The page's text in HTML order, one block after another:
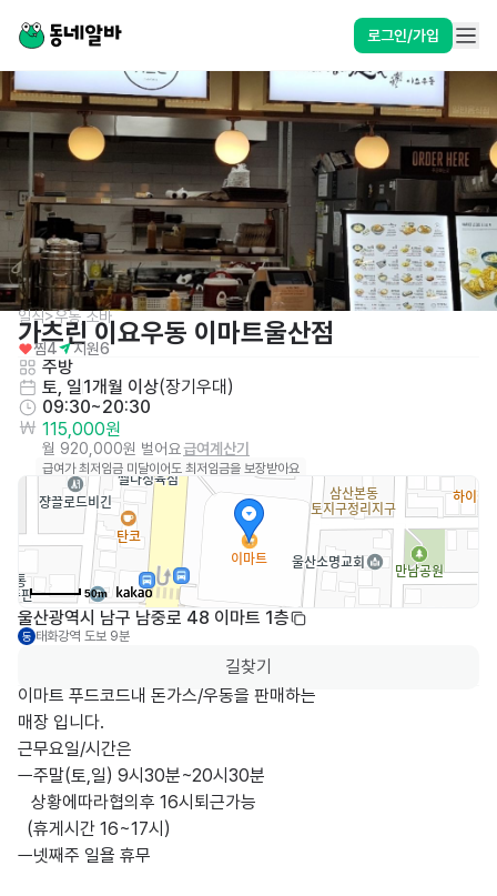
로그인/가입
일식>우동,소바
가츠린 이요우동 이마트울산점
찜4 지원6
주방
토, 일1개월 이상(장기우대 )
09:30~20:30
115,000원
월 920,000원 벌어요급여계산기
급여가 최저임금 미달이어도 최저임금을 보장받아요
50m
울산광역시 남구 남중로 48 이마트 1층
동 태화강역 도보 9분
길찾기
이마트 푸드코드내 돈가스/우동을 판매하는
매장 입니다.
근무요일/시간은
ㅡ주말(토,일) 9시30분~20시30분
ㅡ넷째주 일욜 휴무